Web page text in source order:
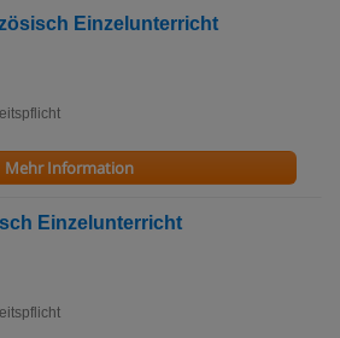
Einzelunterricht
Mehr Information
Einzelunterricht